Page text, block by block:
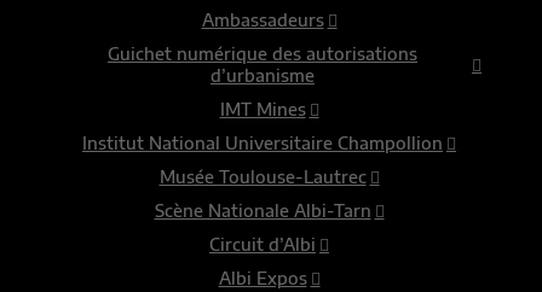
Ambassadeurs
Guichet numérique des autorisations
d’urbanisme
IMT Mines
Institut National Universitaire Champollion
Musée Toulouse-Lautrec
Scène Nationale Albi-Tarn
Circuit d’Albi
Albi Expos